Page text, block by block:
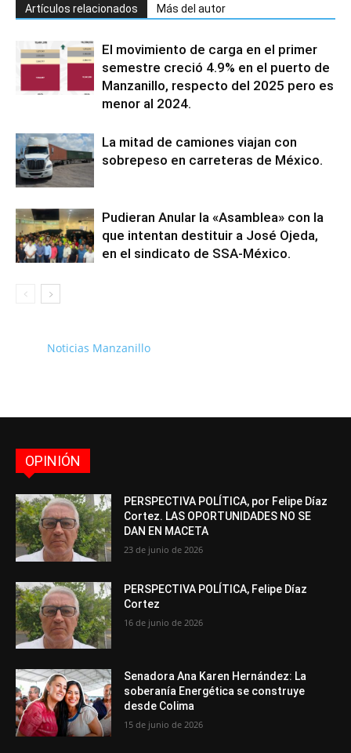
Artículos relacionados Más del autor
El movimiento de carga en el primer
semestre creció 4.9% en el puerto de
Manzanillo, respecto del 2025 pero es
menor al 2024.
La mitad de camiones viajan con
sobrepeso en carreteras de México.
Pudieran Anular la «Asamblea» con la
que intentan destituir a José Ojeda,
en el sindicato de SSA-México.
Noticias Manzanillo
OPINIÓN
PERSPECTIVA POLÍTICA, por Felipe Díaz
Cortez. LAS OPORTUNIDADES NO SE
DAN EN MACETA
23 de junio de 2026
PERSPECTIVA POLÍTICA, Felipe Díaz
Cortez
16 de junio de 2026
Senadora Ana Karen Hernández: La
soberanía Energética se construye
desde Colima
15 de junio de 2026